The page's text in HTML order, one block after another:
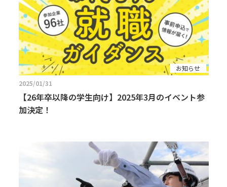
お知らせ
2025/01/31
【26年卒以降の学生向け】2025年3月のイベント参
加決定！